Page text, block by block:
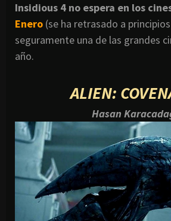
Insidious 4 no espera en los
Enero (se ha retrasado a
seguramente una de las grandes
año.
ALIEN:
Hasan